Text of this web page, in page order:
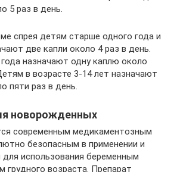
5 раз в день.
спрея детям старше одного года и
две капли около 4 раз в день.
назначают одну каплю около
в возрасте 3-14 лет назначают
пяти раз в день.
новорожденных
современным медикаментозным
безопасным в применении и
использования беременным
возраста. Препарат